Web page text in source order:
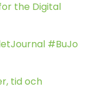
the Digital
#BuJo
tid och